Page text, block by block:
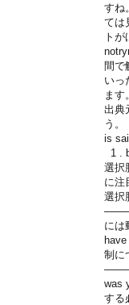
すね
ては
ト
間で
いっ
ま
出典
う
is
1 .
選択
に注
選択
——–
には
制に
——–
was
する